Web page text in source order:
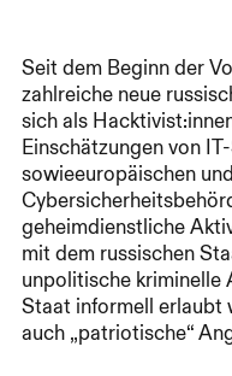
Seit dem Beginn der
zahlreiche neue
sich als
Einschätzungen von
sowieeuropäischen
geheimdienstliche
mit dem russischen
unpolitische kriminelle
Staat informell erlaubt
auch „patriotische“